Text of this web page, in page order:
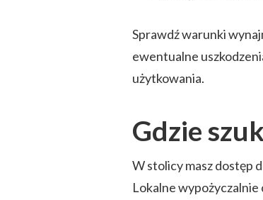
Sprawdź warunki
ewentualne
użytkowania.
Gdzie
W stolicy masz dostęp
Lokalne